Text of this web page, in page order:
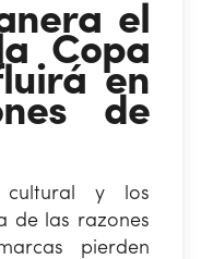
el
Copa
en
de
cultural y los
de las razones
pierden